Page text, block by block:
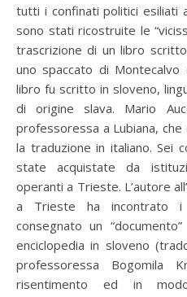
tutti i confinati politici esiliati
sono stati ricostruite le
trascrizione di un libro
uno spaccato di Montecalvo
libro fu scritto in sloveno,
di origine slava. Mario
professoressa a Lubiana,
la traduzione in italiano. Sei
state acquistate da
operanti a Trieste. L’autore
a Trieste ha incontrato i
consegnato un
enciclopedia in sloveno
professoressa Bogomila
risentimento ed in